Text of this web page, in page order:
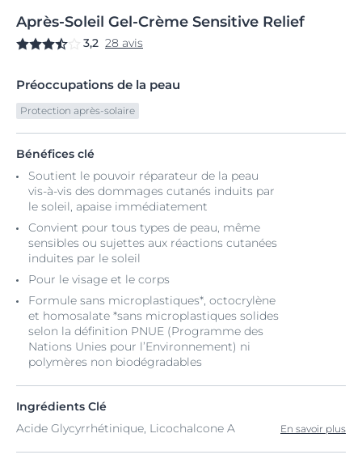
Après-Soleil Gel-Crème Sensitive Relief
3,2 28 avis
Préoccupations de la peau
Protection après-solaire
Bénéfices clé
Soutient le pouvoir réparateur de la peau
vis-à-vis des dommages cutanés induits par
le soleil, apaise immédiatement
Convient pour tous types de peau, même
sensibles ou sujettes aux réactions cutanées
induites par le soleil
Pour le visage et le corps
Formule sans microplastiques*, octocrylène
et homosalate *sans microplastiques solides
selon la définition PNUE (Programme des
Nations Unies pour l’Environnement) ni
polymères non biodégradables
Ingrédients Clé
Acide Glycyrrhétinique, Licochalcone A
En savoir plus